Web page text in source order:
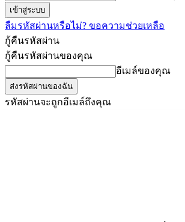
ลืมรหัสผ่านหรือไม่? ขอความช่วยเหลือ
กู้คืนรหัสผ่าน
กู้คืนรหัสผ่านของคุณ
อีเมล์ของคุณ
รหัสผ่านจะถูกอีเมล์ถึงคุณ